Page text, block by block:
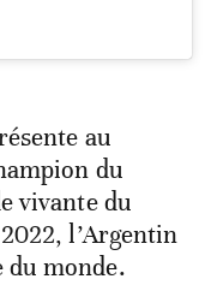
au
du
vivante du
l’Argentin
du monde.